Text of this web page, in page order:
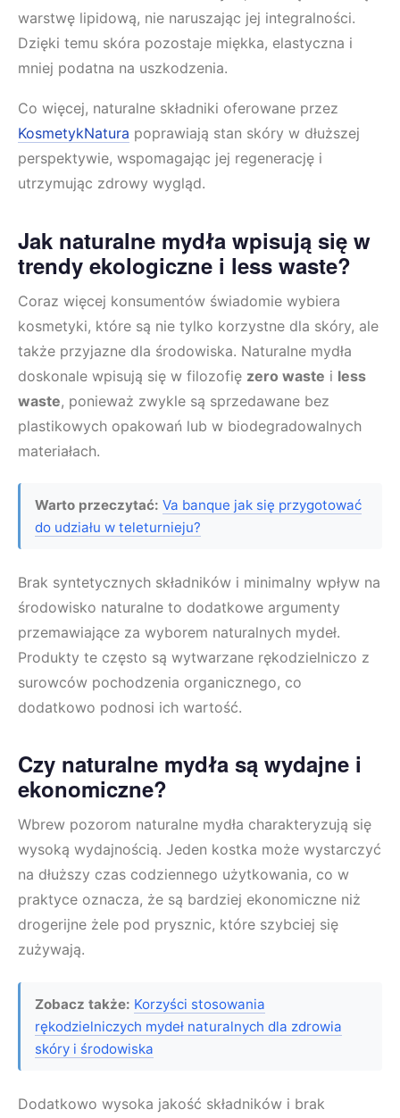
warstwę lipidową, nie naruszając jej integralności.
Dzięki temu skóra pozostaje miękka, elastyczna i
mniej podatna na uszkodzenia.
Co więcej, naturalne składniki oferowane przez
KosmetykNatura poprawiają stan skóry w dłuższej
perspektywie, wspomagając jej regenerację i
utrzymując zdrowy wygląd.
Jak naturalne mydła wpisują się w
trendy ekologiczne i less waste?
Coraz więcej konsumentów świadomie wybiera
kosmetyki, które są nie tylko korzystne dla skóry, ale
także przyjazne dla środowiska. Naturalne mydła
doskonale wpisują się w filozofię zero waste i less
waste, ponieważ zwykle są sprzedawane bez
plastikowych opakowań lub w biodegradowalnych
materiałach.
Warto przeczytać: Va banque jak się przygotować
do udziału w teleturnieju?
Brak syntetycznych składników i minimalny wpływ na
środowisko naturalne to dodatkowe argumenty
przemawiające za wyborem naturalnych mydeł.
Produkty te często są wytwarzane rękodzielniczo z
surowców pochodzenia organicznego, co
dodatkowo podnosi ich wartość.
Czy naturalne mydła są wydajne i
ekonomiczne?
Wbrew pozorom naturalne mydła charakteryzują się
wysoką wydajnością. Jeden kostka może wystarczyć
na dłuższy czas codziennego użytkowania, co w
praktyce oznacza, że są bardziej ekonomiczne niż
drogerijne żele pod prysznic, które szybciej się
zużywają.
Zobacz także: Korzyści stosowania
rękodzielniczych mydeł naturalnych dla zdrowia
skóry i środowiska
Dodatkowo wysoka jakość składników i brak